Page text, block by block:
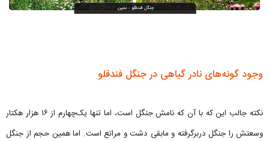
وجود گونه‌های نادر گیاهی در جنگل فندقلو
نکته جالب این که با آن که نامش جنگل است، اما تنها یک‌چهارم از ۱۶ هزار هکتار
وسعتش را جنگل دربرگرفته و مابقی دشت و مراتع است. اما همین حجم از جنگل